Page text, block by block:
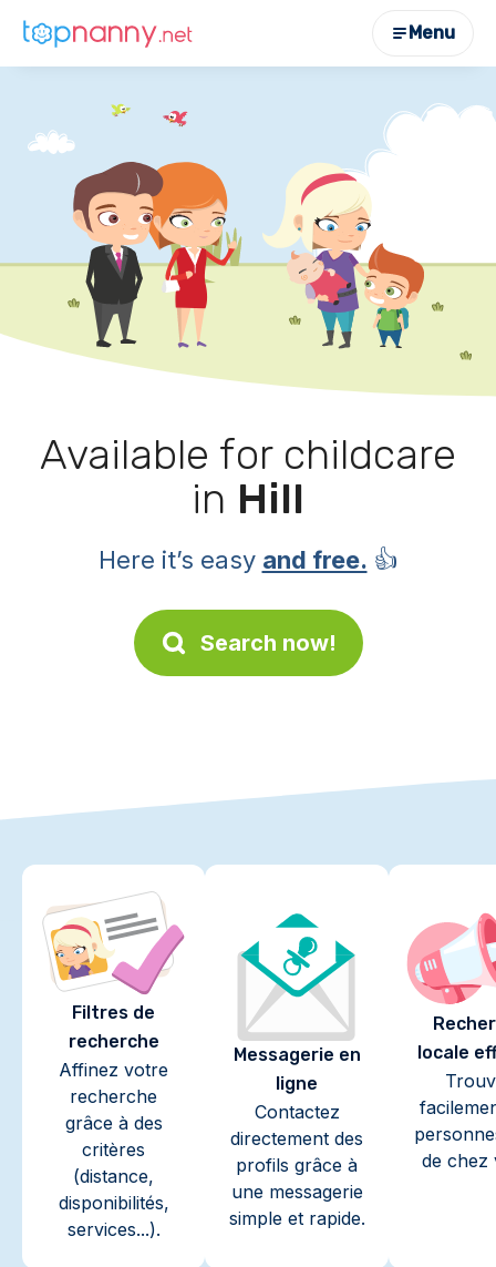
Menu
Available for childcare
in Hill
Here it’s easy and free. 👍
Search now!
Filtres de
recherche
Affinez votre
recherche
grâce à des
critères
(distance,
disponibilités,
services...).
Messagerie en
ligne
Contactez
directement des
profils grâce à
une messagerie
simple et rapide.
locale
de chez